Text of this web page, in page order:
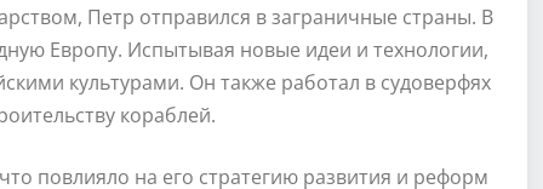
Петр отправился в заграничные страны. В
Европу. Испытывая новые идеи и технологии,
культурами. Он также работал в судоверфях
кораблей.
повлияло на его стратегию развития и реформ